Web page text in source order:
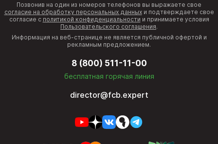
Позвонив на один из номеров телефонов вы выражаете свое
согласие на обработку персональных данныхи подтверждаете свое
согласие с политикой конфиденциальности и принимаете условия
Пользовательского соглашения.
Информация на веб-странице не является публичной офертой и
рекламным предложением.
8 (800) 511-11-00
бесплатная горячая линия
director@fcb.expert